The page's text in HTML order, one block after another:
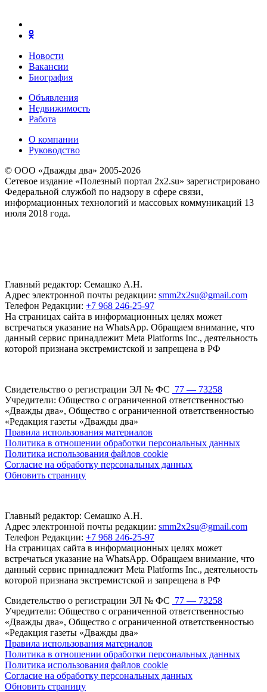
Новости
Вакансии
Биография
Объявления
Недвижимость
Работа
О компании
Руководство
© ООО «Дважды два» 2005-2026
Сетевое издание «Полезный портал 2x2.su» зарегистрировано
Федеральной службой по надзору в сфере связи,
информационных технологий и массовых коммуникаций 13
июля 2018 года.
Главный редактор: Семашко А.Н.
Адрес электронной почты редакции: smm2x2su@gmail.com
Телефон Редакции: +7 968 246-25-97
На страницах сайта в информационных целях может
встречаться указание на WhatsApp. Обращаем внимание, что
данный сервис принадлежит Meta Platforms Inc., деятельность
которой признана экстремистской и запрещена в РФ
Свидетельство о регистрации ЭЛ № ФС 77 — 73258
Учредители: Общество с ограниченной ответственностью
«Дважды два», Общество с ограниченной ответственностью
«Редакция газеты «Дважды два»
Правила использования материалов
Политика в отношении обработки персональных данных
Политика использования файлов cookie
Согласие на обработку персональных данных
Обновить страницу
Главный редактор: Семашко А.Н.
Адрес электронной почты редакции: smm2x2su@gmail.com
Телефон Редакции: +7 968 246-25-97
На страницах сайта в информационных целях может
встречаться указание на WhatsApp. Обращаем внимание, что
данный сервис принадлежит Meta Platforms Inc., деятельность
которой признана экстремистской и запрещена в РФ
Свидетельство о регистрации ЭЛ № ФС 77 — 73258
Учредители: Общество с ограниченной ответственностью
«Дважды два», Общество с ограниченной ответственностью
«Редакция газеты «Дважды два»
Правила использования материалов
Политика в отношении обработки персональных данных
Политика использования файлов cookie
Согласие на обработку персональных данных
Обновить страницу